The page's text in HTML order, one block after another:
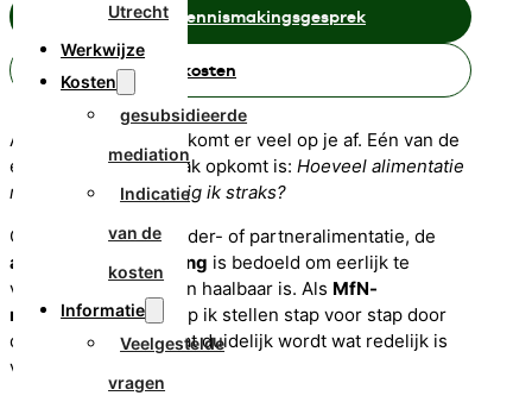
Utrecht
Werkwijze
Kosten
gesubsidieerde
mediation
Indicatie
van de
kosten
Informatie
Veelgestelde
vragen
Plan een gratis kennismakingsgesprek
Bereken hier de kosten
Als je uit elkaar gaat, komt er veel op je af. Eén van de
eerste vragen die vaak opkomt is: Hoeveel alimentatie
moet ik betalen of krijg ik straks?
Of het nu gaat om kinder- of partneralimentatie, de
alimentatieberekening is bedoeld om eerlijk te
verdelen wat nodig en haalbaar is. Als MfN-
registermediator help ik stellen stap voor stap door
dit proces heen, zodat duidelijk wordt wat redelijk is
voor beide partijen.